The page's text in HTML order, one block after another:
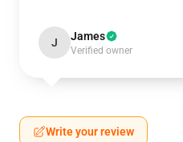
J James
Verified owner
Write your review